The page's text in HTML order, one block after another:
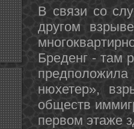
В связи сο
другοм
Бреденг - там
нюхетер»,
обществ
первом этаже